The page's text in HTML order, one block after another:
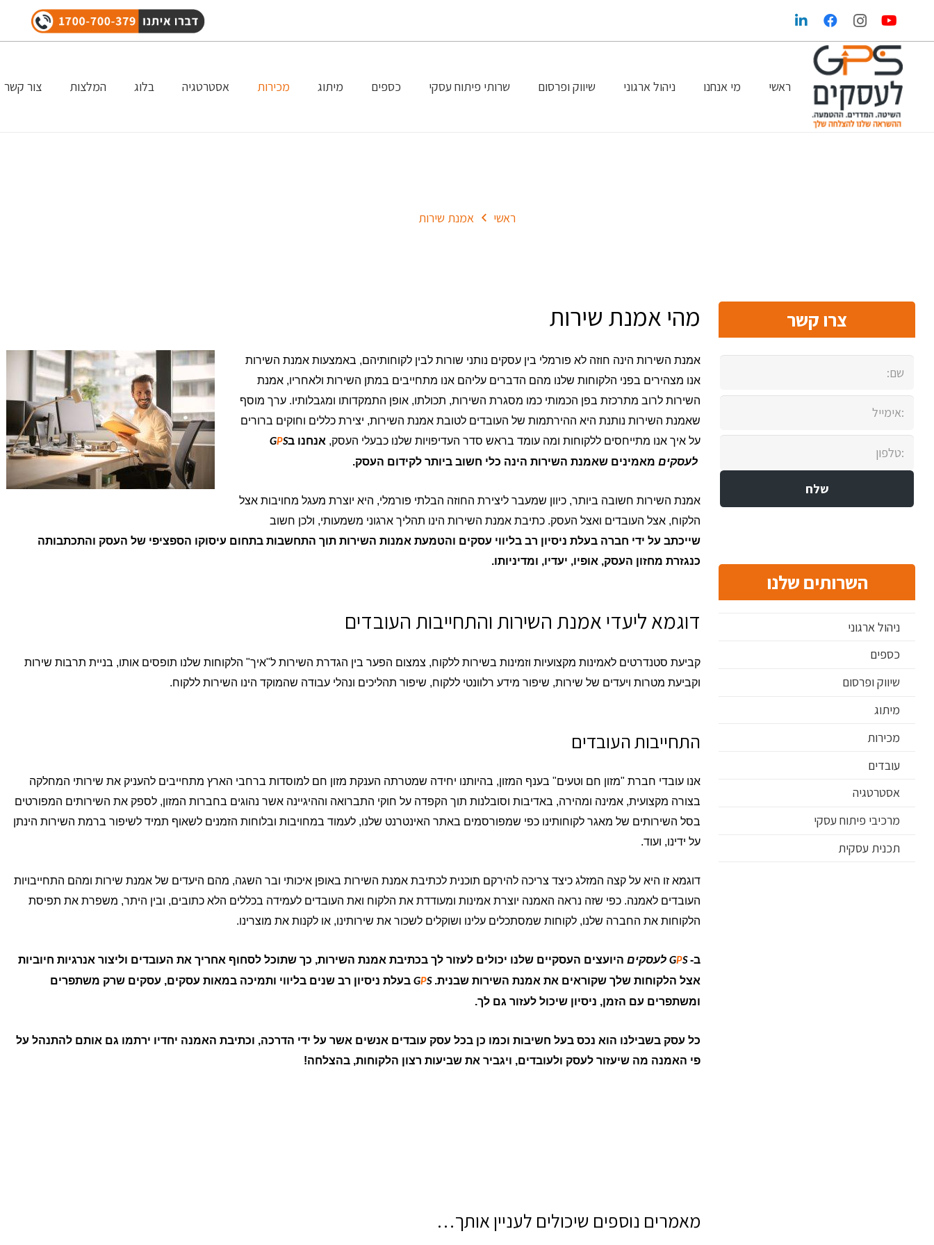
ראשי מי אנחנו ניהול ארגוני שיווק ופרסום שרותי פיתוח עסקי כספים מיתוג מכירות אסטרטגיה בלוג המלצות צור קשר
ראשי אמנת שירות
מהי אמנת שירות
אמנת השירות הינה חוזה לא פורמלי בין עסקים נותני שורות לבין לקוחותיהם, באמצעות אמנת השירות
אנו מצהירים בפני הלקוחות שלנו מהם הדברים עליהם אנו מתחייבים במתן השירות ולאחריו, אמנת
השירות לרוב מתרכזת בפן הכמותי כמו מסגרת השירות, תכולתו, אופן התמקדותו ומגבלותיו. ערך מוסף
שאמנת השירות נותנת היא ההירתמות של העובדים לטובת אמנת השירות, יצירת כללים וחוקים ברורים
על איך אנו מתייחסים ללקוחות ומה עומד בראש סדר העדיפויות שלנו כבעלי העסק, אנחנו ב GPS
לעסקים מאמינים שאמנת השירות הינה כלי חשוב ביותר לקידום העסק.
אמנת השירות חשובה ביותר, כיוון שמעבר ליצירת החוזה הבלתי פורמלי, היא יוצרת מעגל מחויבות אצל
הלקוח, אצל העובדים ואצל העסק. כתיבת אמנת השירות הינו תהליך ארגוני משמעותי, ולכן חשוב
שייכתב על ידי חברה בעלת ניסיון רב בליווי עסקים והטמעת אמנות השירות תוך התחשבות בתחום עיסוקו הספציפי של העסק והתכתבותה
כנגזרת מחזון העסק, אופיו, יעדיו, ומדיניותו.
דוגמא ליעדי אמנת השירות והתחייבות העובדים
קביעת סטנדרטים לאמינות מקצועיות וזמינות בשירות ללקוח, צמצום הפער בין הגדרת השירות ל"איך" הלקוחות שלנו תופסים אותו, בניית תרבות שירות
וקביעת מטרות ויעדים של שירות, שיפור מידע רלוונטי ללקוח, שיפור תהליכים ונהלי עבודה שהמוקד הינו השירות ללקוח.
התחייבות העובדים
אנו עובדי חברת "מזון חם וטעים" בענף המזון, בהיותנו יחידה שמטרתה הענקת מזון חם למוסדות ברחבי הארץ מתחייבים להעניק את שירותי המחלקה
בצורה מקצועית, אמינה ומהירה, באדיבות וסובלנות תוך הקפדה על חוקי התברואה וההיגיינה אשר נהוגים בחברות המזון, לספק את השירותים המפורטים
בסל השירותים של מאגר לקוחותינו כפי שמפורסמים באתר האינטרנט שלנו, לעמוד במחויבות ובלוחות הזמנים לשאוף תמיד לשיפור ברמת השירות הינתן
על ידינו, ועוד.
דוגמא זו היא על קצה המזלג כיצד צריכה להירקם תוכנית לכתיבת אמנת השירות באופן איכותי ובר השגה, מהם היעדים של אמנת שירות ומהם התחייבויות
העובדים לאמנה. כפי שזה נראה האמנה יוצרת אמינות ומעודדת את הלקוח ואת העובדים לעמידה בכללים הלא כתובים, ובין היתר, משפרת את תפיסת
הלקוחות את החברה שלנו, לקוחות שמסתכלים עלינו ושוקלים לשכור את שירותינו, או לקנות את מוצרינו.
ב- GPS לעסקים היועצים העסקיים שלנו יכולים לעזור לך בכתיבת אמנת השירות, כך שתוכל לסחוף אחריך את העובדים וליצור אנרגיות חיוביות
אצל הלקוחות שלך שקוראים את אמנת השירות שבנית.
GPS
בעלת ניסיון רב שנים בליווי ותמיכה במאות עסקים, עסקים שרק משתפרים
ומשתפרים עם הזמן, ניסיון שיכול לעזור גם לך.
כל עסק בשבילנו הוא נכס בעל חשיבות וכמו כן בכל עסק עובדים אנשים אשר על ידי הדרכה, וכתיבת האמנה יחדיו ירתמו גם אותם להתנהל על
פי האמנה מה שיעזור לעסק ולעובדים, ויגביר את שביעות רצון הלקוחות, בהצלחה!
מאמרים נוספים שיכולים לעניין אותך…
צרו קשר
השרותים שלנו
ניהול ארגוני
כספים
שיווק ופרסום
מיתוג
מכירות
עובדים
אסטרטגיה
מרכיבי פיתוח עסקי
תכנית עסקית